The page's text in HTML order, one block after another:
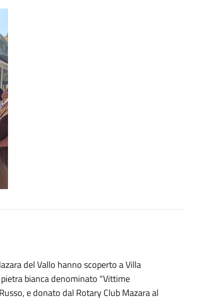
del Vallo hanno scoperto a Villa
bianca denominato "Vittime
e donato dal Rotary Club Mazara al